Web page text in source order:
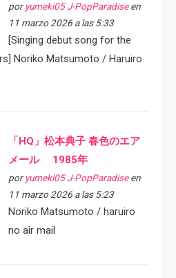
por yumeki05 J-PopParadiseen
11 marzo 2026 a las 5:33
[Singing debut song for the
Noriko Matsumoto / Haruiro
「HQ」松本典子 春色のエア
メール 1985年
por yumeki05 J-PopParadiseen
11 marzo 2026 a las 5:23
Noriko Matsumoto / haruiro
no air mail